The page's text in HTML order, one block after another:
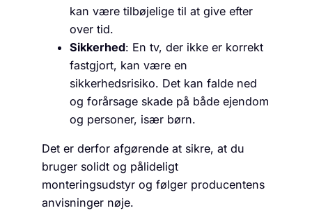
kan være tilbøjelige til at give efter
over tid.
Sikkerhed: En tv, der ikke er korrekt
fastgjort, kan være en
sikkerhedsrisiko. Det kan falde ned
og forårsage skade på både ejendom
og personer, især børn.
Det er derfor afgørende at sikre, at du
bruger solidt og pålideligt
monteringsudstyr og følger producentens
anvisninger nøje.